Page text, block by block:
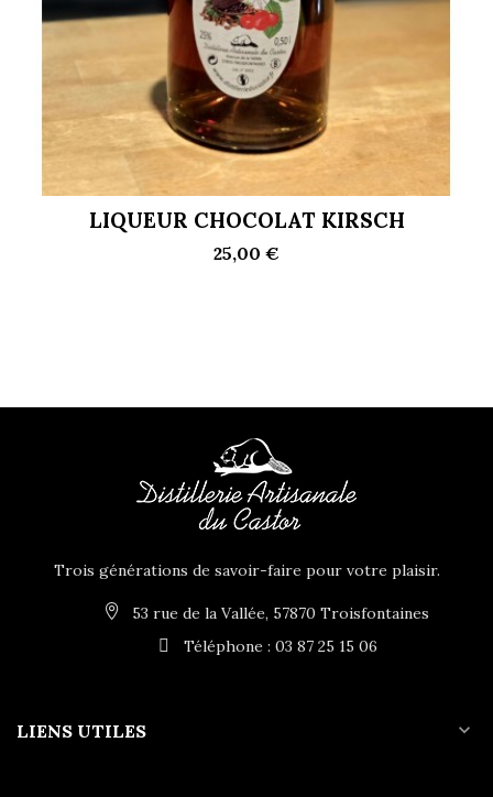
LIQUEUR CHOCOLAT KIRSCH
25,00 €
Trois générations de savoir-faire pour votre plaisir.
53 rue de la Vallée, 57870 Troisfontaines
Téléphone : 03 87 25 15 06
LIENS UTILES expand_more